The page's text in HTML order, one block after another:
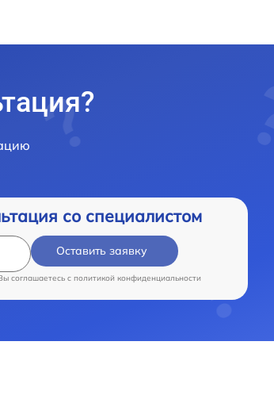
со специалистом
Оставить заявку
соглашаетесь c политикой конфиденциальности